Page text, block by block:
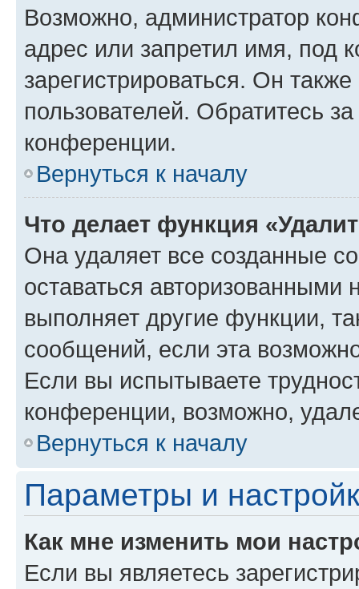
Возможно, администратор
адрес или запретил имя, под
зарегистрироваться. Он
пользователей. Обратитесь
конференции.
Вернуться к началу
Что делает функция
Она удаляет все созданные
оставаться авторизованными
выполняет другие функции,
сообщений, если эта
Если вы испытываете
конференции, возможно,
Вернуться к началу
Параметры и
Как мне изменить мои
Если вы являетесь